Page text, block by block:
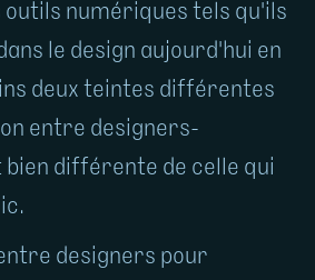
outils numériques tels qu'ils
le design aujourd'hui en
deux teintes différentes
entre designers-
différente de celle qui
designers pour